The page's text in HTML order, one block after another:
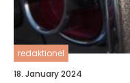
redaktionel
18. January 2024